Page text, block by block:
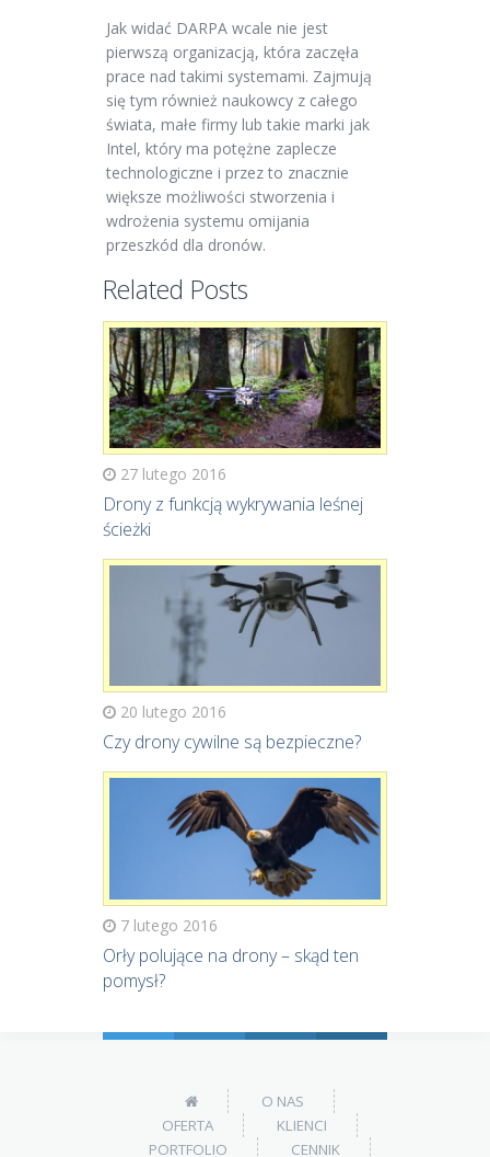
Jak widać DARPA wcale nie jest
pierwszą organizacją, która zaczęła
prace nad takimi systemami. Zajmują
się tym również naukowcy z całego
świata, małe firmy lub takie marki jak
Intel, który ma potężne zaplecze
technologiczne i przez to znacznie
większe możliwości stworzenia i
wdrożenia systemu omijania
przeszkód dla dronów.
Related Posts
27 lutego 2016
Drony z funkcją wykrywania leśnej
ścieżki
20 lutego 2016
Czy drony cywilne są bezpieczne?
7 lutego 2016
Orły polujące na drony – skąd ten
pomysł?
O NAS
OFERTA
KLIENCI
PORTFOLIO
CENNIK